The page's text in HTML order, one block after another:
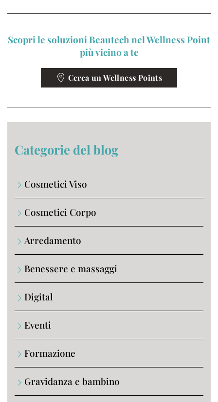
Scopri le soluzioni Beautech nel Wellness Point
più vicino a te
Cerca un Wellness Points
Categorie del blog
Cosmetici Viso
Cosmetici Corpo
Arredamento
Benessere e massaggi
Digital
Eventi
Formazione
Gravidanza e bambino